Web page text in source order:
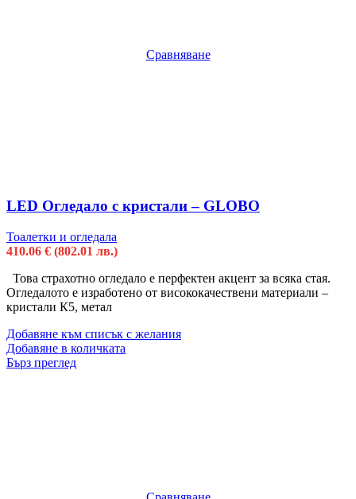
Сравняване
LED Огледало с кристали – GLOBO
Тоалетки и огледала
410.06 € (802.01 лв.)
Това страхотно огледало е перфектен акцент за всяка стая.
Огледалото е изработено от висококачествени материали –
кристали К5, метал
Добавяне към списък с желания
Добавяне в количката
Бърз преглед